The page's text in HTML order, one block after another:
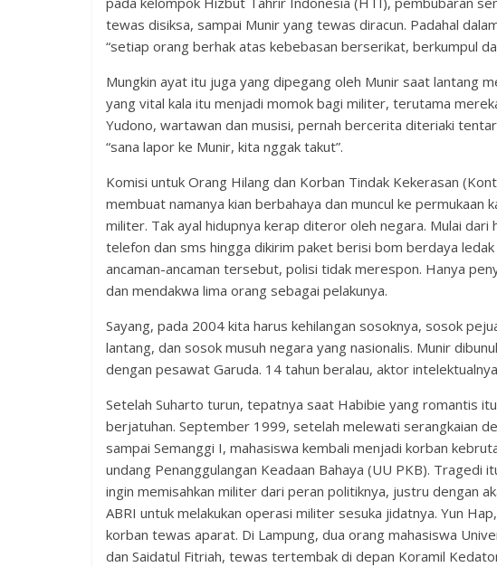
tewas disiksa, sampai Munir yang tewas diracun. Padahal
“setiap orang berhak atas kebebasan berserikat, berkumpul
Mungkin ayat itu juga yang dipegang oleh Munir saat lantang
yang vital kala itu menjadi momok bagi militer, terutama
Yudono, wartawan dan musisi, pernah bercerita diteriaki
“sana lapor ke Munir, kita nggak takut”.
Komisi untuk Orang Hilang dan Korban Tindak Kekerasan
membuat namanya kian berbahaya dan muncul ke permukaan
militer. Tak ayal hidupnya kerap diteror oleh negara. Mulai
telefon dan sms hingga dikirim paket berisi bom berdaya
ancaman-ancaman tersebut, polisi tidak merespon. Hanya
dan mendakwa lima orang sebagai pelakunya.
Sayang, pada 2004 kita harus kehilangan sosoknya, sosok
lantang, dan sosok musuh negara yang nasionalis. Munir
dengan pesawat Garuda. 14 tahun beralau, aktor
Setelah Suharto turun, tepatnya saat Habibie yang romantis
berjatuhan. September 1999, setelah melewati serangkaian
sampai Semanggi I, mahasiswa kembali menjadi korban
undang Penanggulangan Keadaan Bahaya (UU PKB). Tragedi
ingin memisahkan militer dari peran politiknya, justru dengan
ABRI untuk melakukan operasi militer sesuka jidatnya. Yun
korban tewas aparat. Di Lampung, dua orang mahasiswa
dan Saidatul Fitriah, tewas tertembak di depan Koramil